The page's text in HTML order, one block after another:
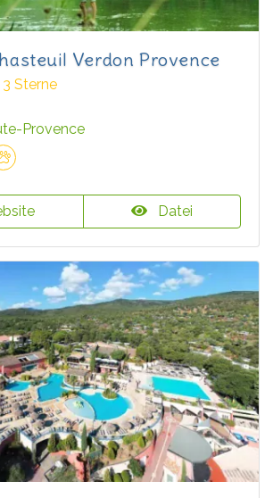
Verdon Provence
Sterne
Provence
Datei